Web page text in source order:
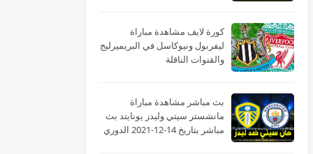
كورة لايف مشاهدة مباراة
ليفربول ونيوكاسل في البريميرليج
والقنوات الناقلة
بث مباشر مشاهدة مباراة
مانشستر سيتي وليدز يونايتد بث
مباشر بتاريخ 14-12-2021 الدوري